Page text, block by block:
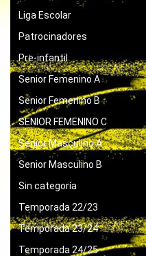
Liga Escolar
Patrocinadores
Pre-infantil
Senior Femenino A
Senior Femenino B
SENIOR FEMENINO C
Senior Masculino A
Senior Masculino B
Sin categoría
Temporada 22/23
Temporada 23/24
Temporada 24/25